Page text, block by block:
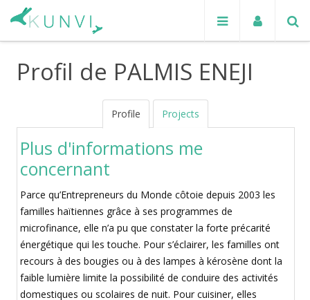
Profil de PALMIS ENEJI
Profile Projects
Plus d'informations me
concernant
Parce qu’Entrepreneurs du Monde côtoie depuis 2003 les
familles haïtiennes grâce à ses programmes de
microfinance, elle n’a pu que constater la forte précarité
énergétique qui les touche. Pour s’éclairer, les familles ont
recours à des bougies ou à des lampes à kérosène dont la
faible lumière limite la possibilité de conduire des activités
domestiques ou scolaires de nuit. Pour cuisiner, elles